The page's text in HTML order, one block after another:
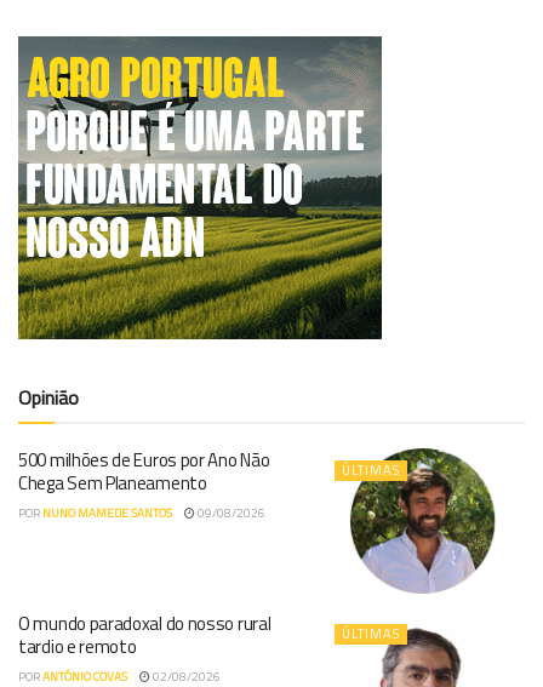
Opinião
ÚLTIMAS
500 milhões de Euros por Ano Não
Chega Sem Planeamento
POR NUNO MAMEDE SANTOS 09/08/2026
ÚLTIMAS
O mundo paradoxal do nosso rural
tardio e remoto
PORANTÓNIO COVAS 02/08/2026